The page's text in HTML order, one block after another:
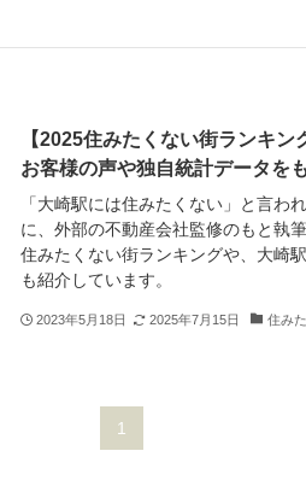
【2025住みたくない街ランキ
お客様の声や独自統計データを
「大崎駅には住みたくない」と言わ
に、外部の不動産会社監修のもと執
住みたくない街ランキングや、大崎
も紹介しています。
2023年5月18日 2025年7月15日 住み
1